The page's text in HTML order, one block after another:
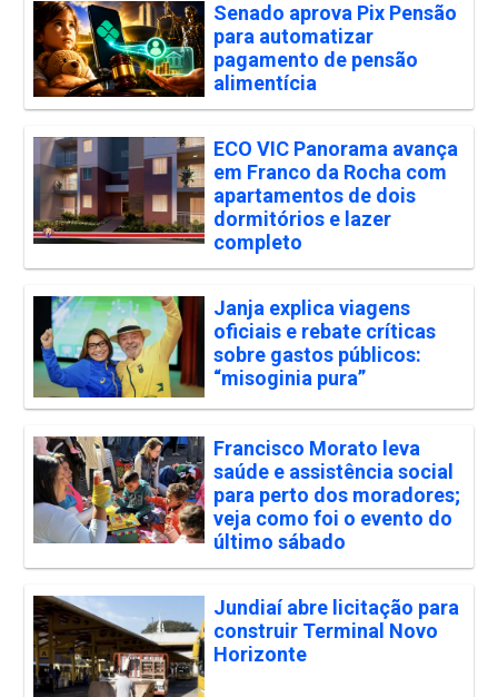
Senado aprova Pix Pensão
para automatizar
pagamento de pensão
alimentícia
ECO VIC Panorama avança
em Franco da Rocha com
apartamentos de dois
dormitórios e lazer
completo
Janja explica viagens
oficiais e rebate críticas
sobre gastos públicos:
“misoginia pura”
Francisco Morato leva
saúde e assistência social
para perto dos moradores;
veja como foi o evento do
último sábado
Jundiaí abre licitação para
construir Terminal Novo
Horizonte